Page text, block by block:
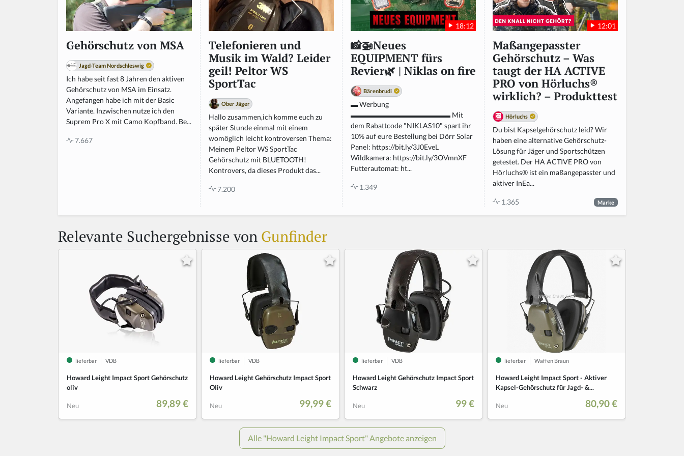
Gehörschutz von MSA
Jagd-Team Nordschleswig
Ich habe seit fast 8 Jahren den aktiven
Gehörschutz von MSA im Einsatz.
Angefangen habe ich mit der Basic
Variante. Inzwischen nutze ich den
Suprem Pro X mit Camo Kopfband. Be...
7.667
Telefonieren und
Musik im Wald? Leider
geil! Peltor WS
SportTac
Ober Jäger
Hallo zusammen,ich komme euch zu
später Stunde einmal mit einem
womöglich leicht kontroversen Thema:
Meinem Peltor WS SportTac
Gehörschutz mit BLUETOOTH!
Kontrovers, da dieses Produkt das...
7.200
18:12
📸🚁Neues
EQUIPMENT fürs
Revier🌿 | Niklas on fire
Bärenbrudi
▬ Werbung
▬▬▬▬▬▬▬▬▬▬▬▬▬▬ Mit
dem Rabattcode "NIKLAS10" spart ihr
10% auf eure Bestellung bei Dörr Solar
Panel: https://bit.ly/3J0EveL
Wildkamera: https://bit.ly/3OVmnXF
Futterautomat: ht...
1.349
12:01
Maßangepasster
Gehörschutz – Was
taugt der HA ACTIVE
PRO von Hörluchs®
wirklich? – Produkttest
Hörluchs
Du bist Kapselgehörschutz leid? Wir
haben eine alternative Gehörschutz-
Lösung für Jäger und Sportschützen
getestet. Der HA ACTIVE PRO von
Hörluchs® ist ein maßangepasster und
aktiver InEa...
1.365 Marke
Relevante Suchergebnisse von Gunfinder